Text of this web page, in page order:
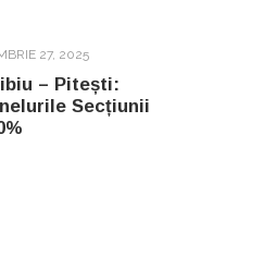
27, 2025
– Pitești:
Secțiunii